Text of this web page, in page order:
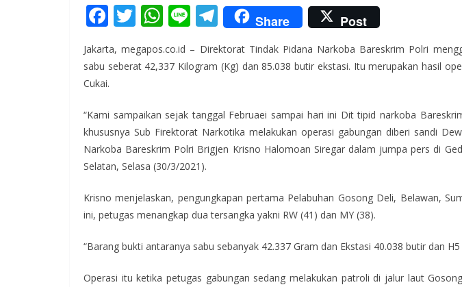
F
e
b
o
k
T
itt
er
W
at
p
p
Li
e
T
el
e
gr
a
m
Share Post
Jakarta, megapos.co.id – Direktorat Tindak Pidana Narkoba Bareskrim Polri
sabu seberat 42,337 Kilogram (Kg) dan 85.038 butir ekstasi. Itu merupakan hasil
Cukai.
“Kami sampaikan sejak tanggal Februaei sampai hari ini Dit tipid narkoba
khususnya Sub Firektorat Narkotika melakukan operasi gabungan diberi sandi
Narkoba Bareskrim Polri Brigjen Krisno Halomoan Siregar dalam jumpa pers di
Selatan, Selasa (30/3/2021).
Krisno menjelaskan, pengungkapan pertama Pelabuhan Gosong Deli, Belawan,
ini, petugas menangkap dua tersangka yakni RW (41) dan MY (38).
“Barang bukti antaranya sabu sebanyak 42.337 Gram dan Ekstasi 40.038 butir dan
Operasi itu ketika petugas gabungan sedang melakukan patroli di jalur laut